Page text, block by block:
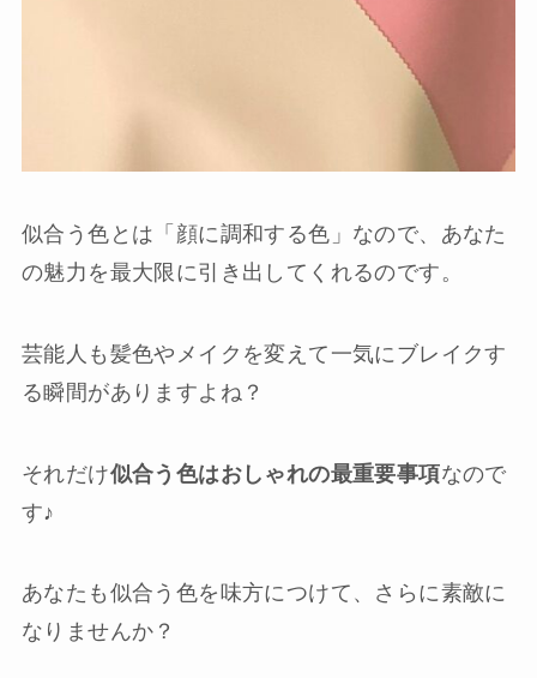
似合う色とは「顔に調和する色」なので、 あなた
の魅力を最大限に引き出してくれるのです。
芸能人も髪色やメイクを変えて一気にブレイクす
る瞬間がありますよね？
それだけ似合う色はおしゃれの最重要事項なので
す♪
あなたも似合う色を味方につけて、さらに素敵に
なりませんか？